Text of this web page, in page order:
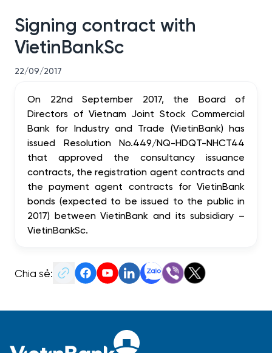
Signing contract with
VietinBankSc
22/09/2017
On 22nd September 2017, the Board of
Directors of Vietnam Joint Stock Commercial
Bank for Industry and Trade (VietinBank) has
issued Resolution No.449/NQ-HDQT-NHCT44
that approved the consultancy issuance
contracts, the registration agent contracts and
the payment agent contracts for VietinBank
bonds (expected to be issued to the public in
2017) between VietinBank and its subsidiary –
VietinBankSc.
Chia sẻ: